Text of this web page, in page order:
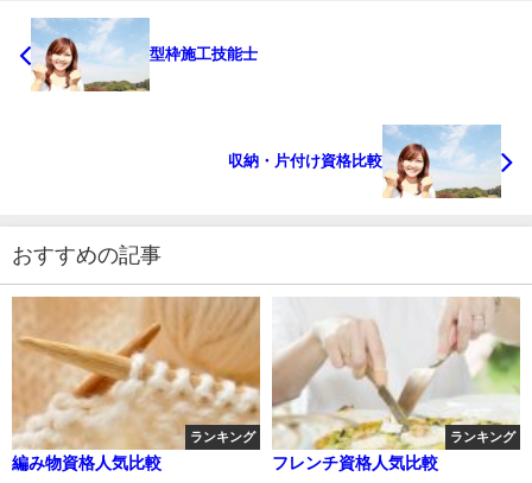
型枠施工技能士
収納・片付け資格比較
おすすめの記事
ランキング
編み物資格人気比較
ランキング
フレンチ資格人気比較